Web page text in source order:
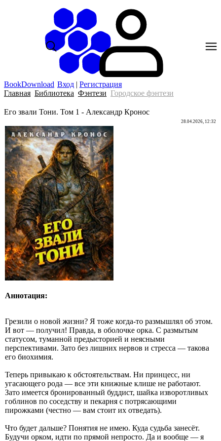
BookDownload Вход | Регистрация
Главная Библиотека Фэнтези Городское фэнтези
Его звали Тони. Том 1 - Александр Кронос
28.04.2026, 12:32
Аннотация:
Грезили о новой жизни? Я тоже когда‑то размышлял об этом.
И вот — получил! Правда, в оболочке орка. С размытым
статусом, туманной предысторией и неясными
перспективами. Зато без лишних нервов и стресса — такова
его биохимия.
Теперь привыкаю к обстоятельствам. Ни принцесс, ни
угасающего рода — все эти книжные клише не работают.
Зато имеется бронированный буддист, шайка изворотливых
гоблинов по соседству и пекарня с потрясающими
пирожками (честно — вам стоит их отведать).
Что будет дальше? Понятия не имею. Куда судьба занесёт.
Будучи орком, идти по прямой непросто. Да и вообще — я